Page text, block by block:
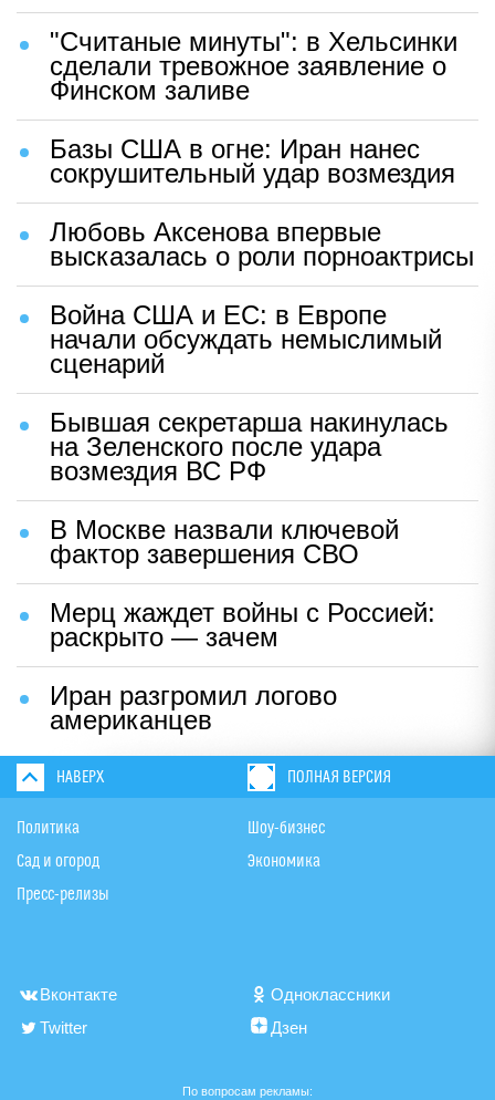
"Считаные минуты": в Хельсинки
сделали тревожное заявление о
Финском заливе
Базы США в огне: Иран нанес
сокрушительный удар возмездия
Любовь Аксенова впервые
высказалась о роли порноактрисы
Война США и ЕС: в Европе
начали обсуждать немыслимый
сценарий
Бывшая секретарша накинулась
на Зеленского после удара
возмездия ВС РФ
В Москве назвали ключевой
фактор завершения СВО
Мерц жаждет войны с Россией:
раскрыто — зачем
Иран разгромил логово
американцев
НАВЕРХ ПОЛНАЯ ВЕРСИЯ
Политика
Сад и огород
Пресс-релизы
Шоу-бизнес
Экономика
Вконтакте
Одноклассники
Twitter
Дзен
По вопросам рекламы: